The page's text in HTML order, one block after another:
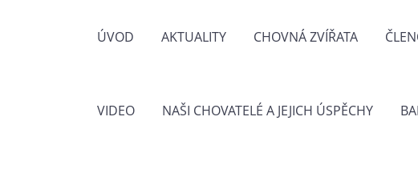
ÚVOD AKTUALITY CHOVNÁ ZVÍŘATA
VIDEO NAŠI CHOVATELÉ A JEJICH ÚSPĚCHY